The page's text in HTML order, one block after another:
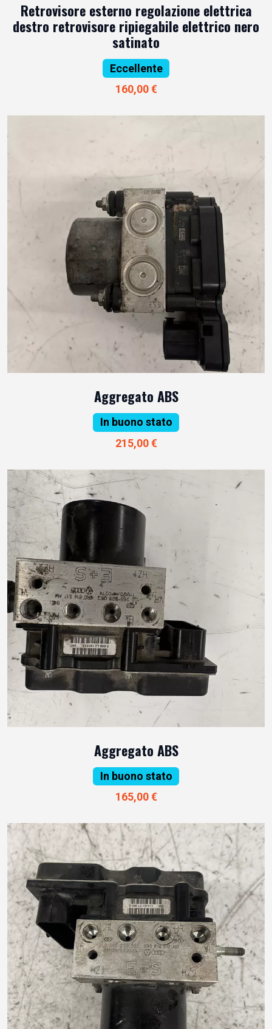
Retrovisore esterno regolazione elettrica
destro retrovisore ripiegabile elettrico nero
satinato
Eccellente
160,00 €
Aggregato ABS
In buono stato
215,00 €
Aggregato ABS
In buono stato
165,00 €